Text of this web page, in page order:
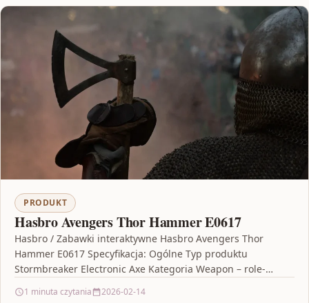
PRODUKT
Hasbro Avengers Thor Hammer E0617
Hasbro / Zabawki interaktywne Hasbro Avengers Thor
Hammer E0617 Specyfikacja: Ogólne Typ produktu
Stormbreaker Electronic Axe Kategoria Weapon – role-
1 minuta czytania 2026-02-14